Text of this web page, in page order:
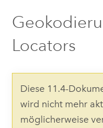
Locators
Diese 11.4-
wird nicht mehr
möglicherweise